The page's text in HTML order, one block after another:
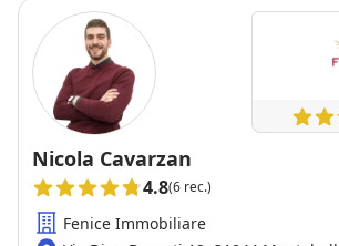
la sua simpatia.
Nicola Cavarzan
4.8(6 rec.)
Fenice Immobiliare